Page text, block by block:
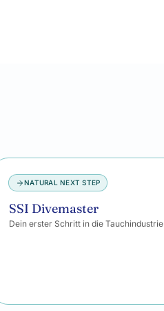
NATURAL NEXT STEP
SSI Divemaster
Dein erster Schritt in die Tauchindustrie